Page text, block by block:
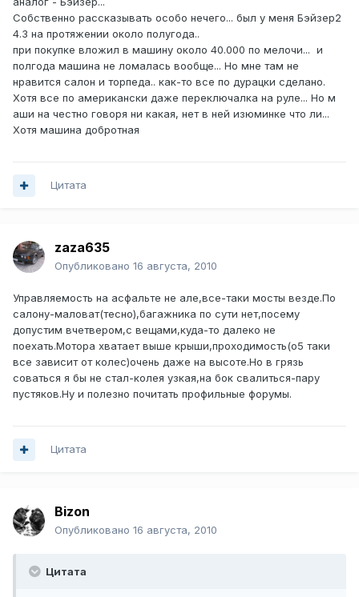
Собственно рассказывать особо нечего... был у меня Бэйзер2
4.3 на протяжении около полугода..
при покупке вложил в машину около 40.000 по мелочи... и
полгода машина не ломалась вообще... Но мне там не
нравится салон и торпеда.. как-то все по дурацки сделано.
Хотя все по американски даже переключалка на руле... Но м
аши на честно говоря ни какая, нет в ней изюминке что ли...
Хотя машина добротная
Цитата
zaza635
Опубликовано 16 августа, 2010
Управляемость на асфальте не але,все-таки мосты везде.По
салону-маловат(тесно),багажника по сути нет,посему
допустим вчетвером,с вещами,куда-то далеко не
поехать.Мотора хватает выше крыши,проходимость(о5 таки
все зависит от колес)очень даже на высоте.Но в грязь
соваться я бы не стал-колея узкая,на бок свалиться-пару
пустяков.Ну и полезно почитать профильные форумы.
Цитата
Bizon
Опубликовано 16 августа, 2010
Цитата